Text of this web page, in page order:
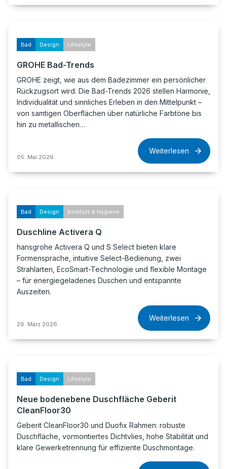
Bad Design Lifestyle
GROHE Bad-Trends
GROHE zeigt, wie aus dem Badezimmer ein persönlicher
Rückzugsort wird. Die Bad-Trends 2026 stellen Harmonie,
Individualität und sinnliches Erleben in den Mittelpunkt –
von samtigen Oberflächen über natürliche Farbtöne bis
hin zu metallischen…
05. Mai 2026
Weiterlesen
Bad Design Komfort & Hygiene
Duschline Activera Q
hansgrohe Activera Q und S Select bieten klare
Formensprache, intuitive Select-Bedienung, zwei
Strahlarten, EcoSmart-Technologie und flexible Montage
– für energiegeladenes Duschen und entspannte
Auszeiten.
26. März 2026
Weiterlesen
Bad Design Lifestyle
Neue bodenebene Duschfläche Geberit
CleanFloor30
Geberit CleanFloor30 und Duofix Rahmen: robuste
Duschfläche, vormontiertes Dichtvlies, hohe Stabilität und
klare Gewerketrennung für effiziente Duschmontage.